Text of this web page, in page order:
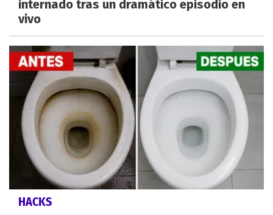
internado tras un dramático episodio en
vivo
HACKS